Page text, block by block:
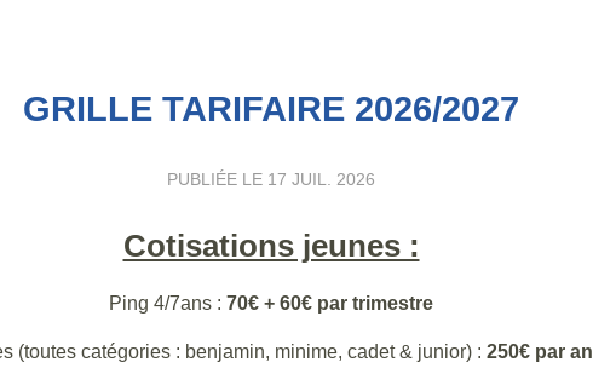
GRILLE TARIFAIRE 2026/2027
PUBLIÉE LE 17 JUIL. 2026
Cotisations jeunes :
Ping 4/7ans : 70€ + 60€ par trimestre
(toutes catégories : benjamin, minime, cadet & junior) : 250€ par an